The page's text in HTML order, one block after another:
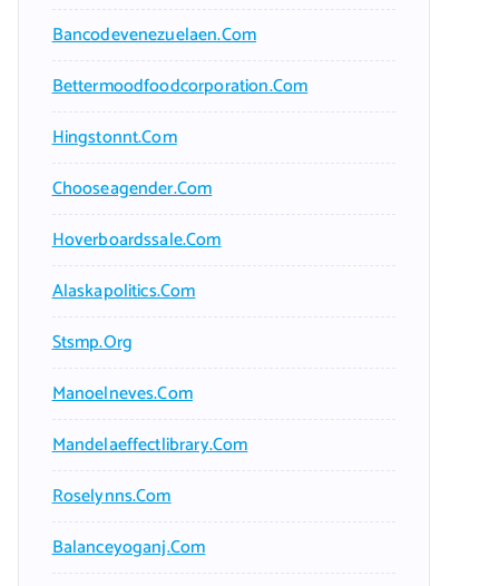
Bancodevenezuelaen.com
Bettermoodfoodcorporation.com
Hingstonnt.com
Chooseagender.com
Hoverboardssale.com
Alaskapolitics.com
Stsmp.org
Manoelneves.com
Mandelaeffectlibrary.com
Roselynns.com
Balanceyoganj.com